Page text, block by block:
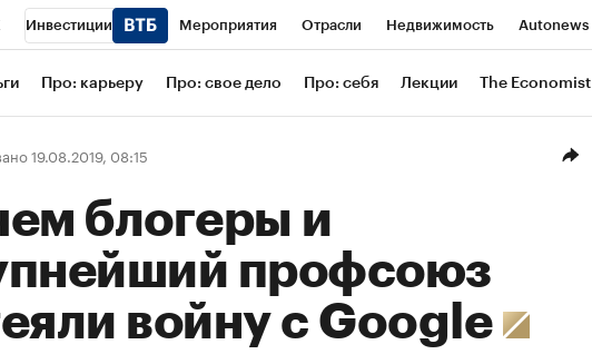
Инвестиции Мероприятия Отрасли Недвижимость Autonews
РБК РБК Образование РБК Life Тренды Визионеры
Про: карьеру Про: свое дело Про: себя Лекции The Economist
19.08.2019, 08:15
блогеры и
профсоюз
войну с Google